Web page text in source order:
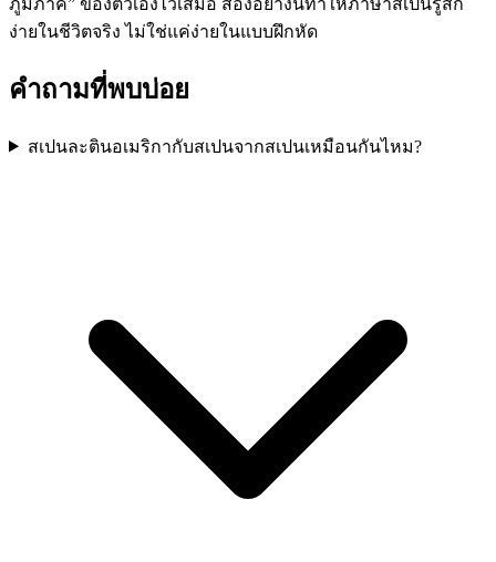
ง่ายในชีวิตจริง ไม่ใช่แค่ง่ายในแบบฝึกหัด
คำถามที่พบบ่อย
สเปนละตินอเมริกากับสเปนจากสเปนเหมือนกันไหม?